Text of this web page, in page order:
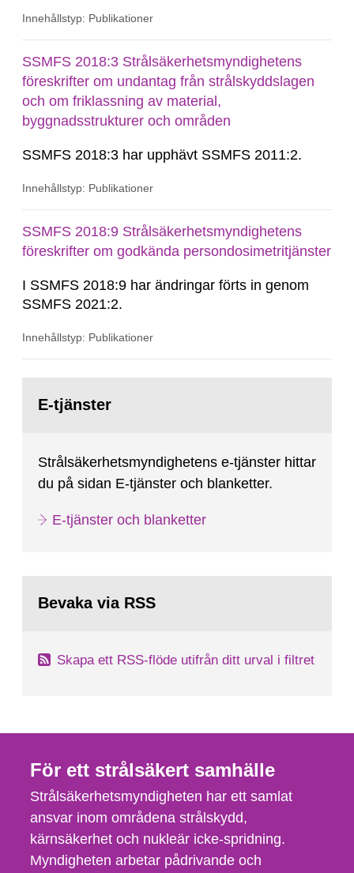
SSMFS 2022:14, SSMFS 2024:2 och SSMFS
Innehållstyp: Publikationer
SSMFS 2018:3 Strålsäkerhetsmyndighetens
föreskrifter om undantag från strålskyddslagen
och om friklassning av material,
byggnadsstrukturer och områden
SSMFS 2018:3 har upphävt SSMFS 2011:2.
Innehållstyp: Publikationer
SSMFS 2018:9 Strålsäkerhetsmyndighetens
föreskrifter om godkända persondosimetritjänster
I SSMFS 2018:9 har ändringar förts in genom
SSMFS 2021:2.
Innehållstyp: Publikationer
sida:E-tjänster
Strålsäkerhetsmyndighetens e-tjänster hittar
du på sidan E-tjänster och blanketter.
E-tjänster och blanketter
Bevaka via RSS
Skapa ett RSS-flöde utifrån ditt urval i filtret
För ett strålsäkert samhälle
Strålsäkerhetsmyndigheten har ett samlat
ansvar inom områdena strålskydd,
kärnsäkerhet och nukleär icke-spridning.
Myndigheten arbetar pådrivande och